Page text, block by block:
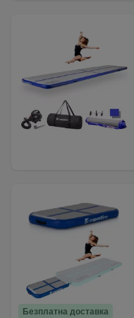
Безплатна доставка